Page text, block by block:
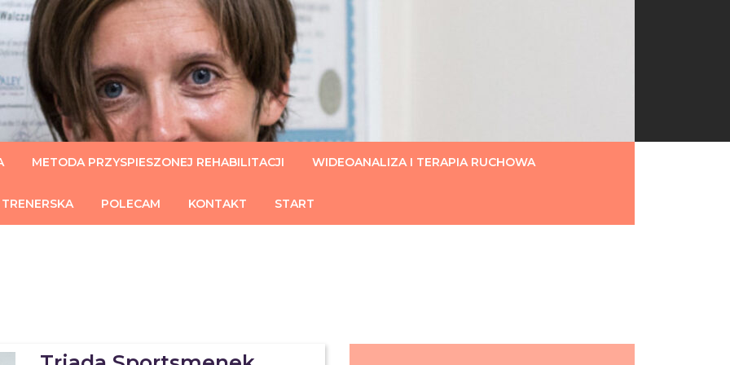
METODA PRZYSPIESZONEJ REHABILITACJI WIDEOANALIZA I TERAPIA RUCHOWA
POLECAM KONTAKT START